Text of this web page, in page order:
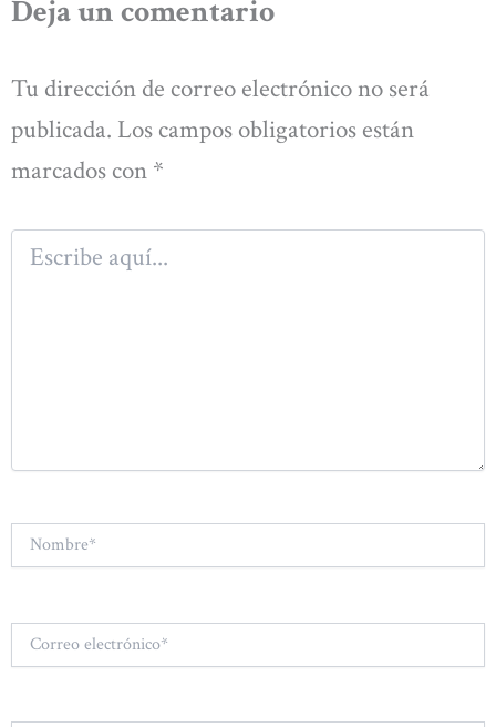
Deja un comentario
Tu dirección de correo electrónico no será
publicada. Los campos obligatorios están
marcados con *
aquí...
Nombre*
electrónico*